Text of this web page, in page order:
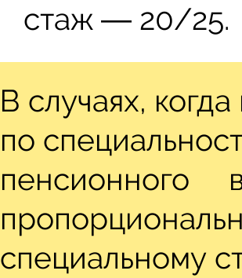
стаж ― 20/25.
В случаях,
по
пенсионного
специальному